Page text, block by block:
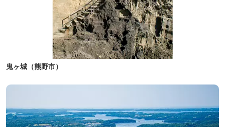
鬼ヶ城（熊野市）